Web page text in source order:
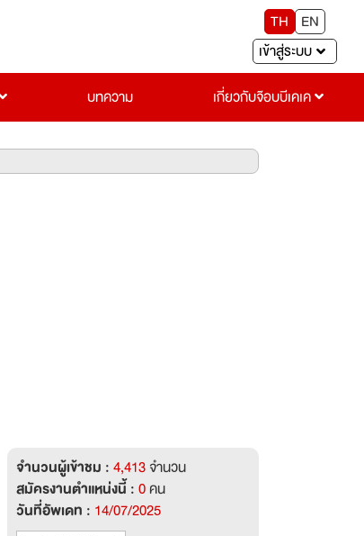
TH
EN
เข้าสู่ระบบ
บทความ เกี่ยวกับจ๊อบบีเคเค
จำนวนผู้เข้าชม :4,413จำนวน
สมัครงานตำแหน่งนี้ :0คน
วันที่อัพเดท : 14/07/2025